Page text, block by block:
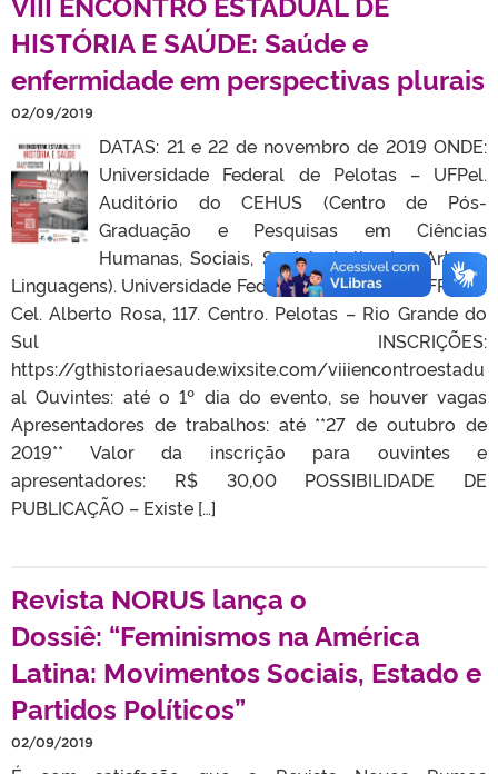
HISTÓRIA E SAÚDE: Saúde e
enfermidade em perspectivas plurais
02/09/2019
DATAS: 21 e 22 de novembro de 2019 ONDE:
Universidade Federal de Pelotas – UFPel.
Auditório do CEHUS (Centro de Pós-
Graduação e Pesquisas em Ciências
Humanas, Sociais, Sociais Aplicadas, Artes e
Linguagens). Universidade Federal de Pelotas – UFPel. R.
Cel. Alberto Rosa, 117. Centro. Pelotas – Rio Grande do
Sul INSCRIÇÕES:
https://gthistoriaesaude.wixsite.com/viiiencontroestadu
al Ouvintes: até o 1º dia do evento, se houver vagas
Apresentadores de trabalhos: até **27 de outubro de
2019** Valor da inscrição para ouvintes e
apresentadores: R$ 30,00 POSSIBILIDADE DE
PUBLICAÇÃO – Existe […]
Revista NORUS lança o
Dossiê: “Feminismos na América
Latina: Movimentos Sociais, Estado e
Partidos Políticos”
02/09/2019